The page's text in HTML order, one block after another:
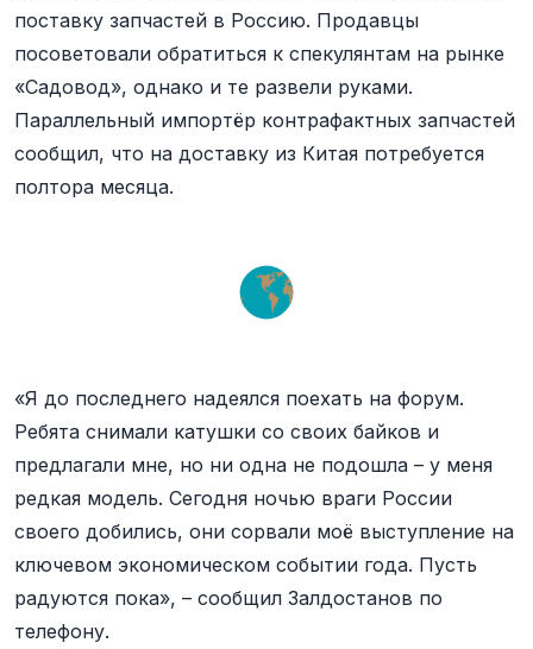
поставку запчастей в Россию. Продавцы
посоветовали обратиться к спекулянтам на рынке
«Садовод», однако и те развели руками.
Параллельный импортёр контрафактных запчастей
сообщил, что на доставку из Китая потребуется
полтора месяца.
«Я до последнего надеялся поехать на форум.
Ребята снимали катушки со своих байков и
предлагали мне, но ни одна не подошла – у меня
редкая модель. Сегодня ночью враги России
своего добились, они сорвали моё выступление на
ключевом экономическом событии года. Пусть
радуются пока», – сообщил Залдостанов по
телефону.